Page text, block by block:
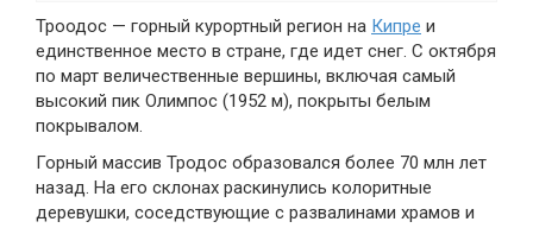
Троодос — горный курортный регион на Кипре и
единственное место в стране, где идет снег. С октября
по март величественные вершины, включая самый
высокий пик Олимпос (1952 м), покрыты белым
покрывалом.
Горный массив Тродос образовался более 70 млн лет
назад. На его склонах раскинулись колоритные
деревушки, соседствующие с развалинами храмов и